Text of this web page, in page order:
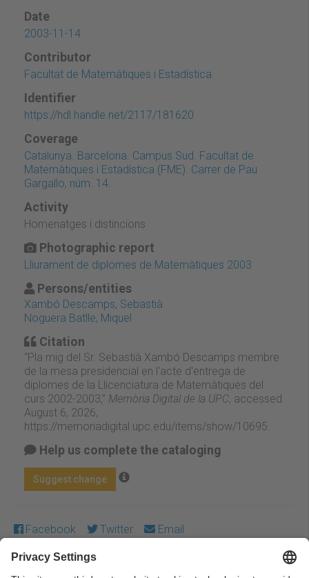
Date
2003-11-14
Contributor
Facultat de Matemàtiques i Estadística
Identifier
https://hdl.handle.net/2117/181620
Coverage
Catalunya. Barcelona. Campus Sud. Facultat de
Matemàtiques i Estadística (FME). Carrer de Pau
Gargallo, núm. 14.
Activity
Homenatges i distincions
Photographic report
Lliurament de diplomes de Matemàtiques 2003
Persons/entities
Xambó Descamps, Sebastià
Noguera Batlle, Miquel
Citation
“Pla mig del Sr. Sebastià Xambó Descamps membre
de la mesa presidencial en l'acte d'entrega de
diplomes de la Llicenciatura de Matemàtiques del
curs 2002-2003,” Memòria Digital de la UPC, accessed
August 6, 2026,
https://memoriadigital.upc.edu/items/show/10695
Help us complete the cataloging
Suggest change
Facebook Twitter Email